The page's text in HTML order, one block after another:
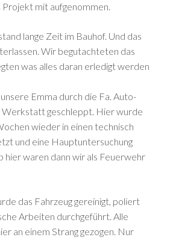
mit aufgenommen.
lange Zeit im Bauhof. Und das
Wir begutachteten das
was alles daran erledigt werden
Emma durch die Fa. Auto-
Werkstatt geschleppt. Hier wurde
wieder in einen technisch
und eine Hauptuntersuchung
hier waren dann wir als Feuerwehr
das Fahrzeug gereinigt, poliert
Arbeiten durchgeführt. Alle
an einem Strang gezogen. Nur